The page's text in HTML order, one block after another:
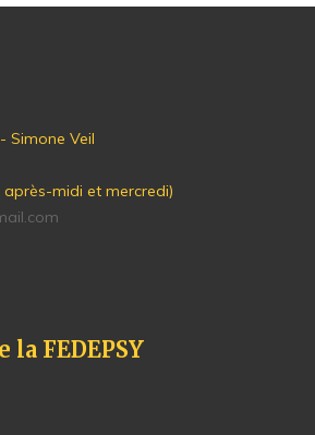
Simone Veil
midi et mercredi)
la FEDEPSY